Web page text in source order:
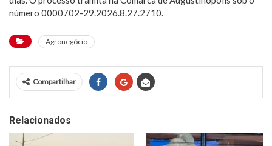
número 0000702-29.2026.8.27.2710.
Agronegócio
Compartilhar
Relacionados